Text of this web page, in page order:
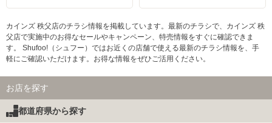
カインズ 秩父店のチラシ情報を掲載しています。最新のチラシで、カインズ 秩
父店で実施中のお得なセールやキャンペーン、特売情報をすぐに確認できま
す。 Shufoo!（シュフー）ではお近くの店舗で使える最新のチラシ情報を、手
軽にご確認いただけます。お得な情報をぜひご活用ください。
お店を探す
都道府県から探す